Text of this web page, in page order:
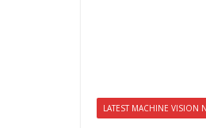
LATEST MACHINE VISION